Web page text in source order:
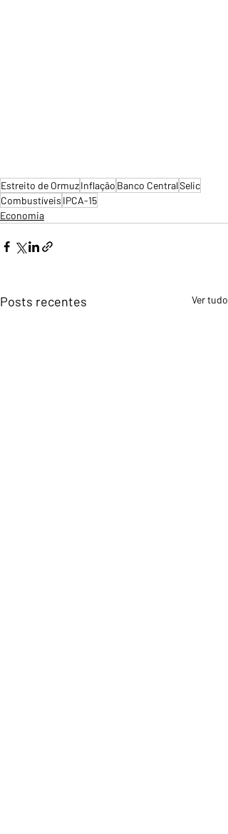
Estreito de OrmuzInflação Banco CentralSelic
Combustíveis IPCA-15
Economia
Posts recentes Ver tudo